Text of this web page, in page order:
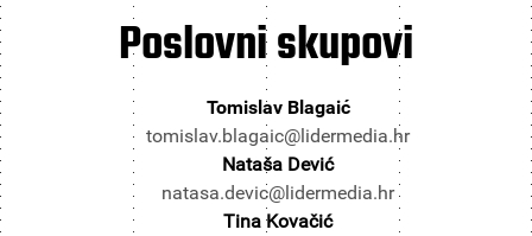
Poslovniskupovi
Tomislav Blagaić
tomislav.blagaic@lidermedia.hr
Nataša Dević
natasa.devic@lidermedia.hr
Tina Kovačić